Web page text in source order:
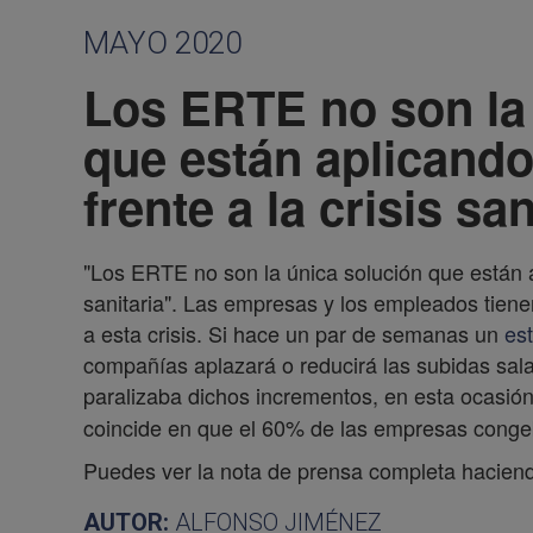
MAYO 2020
Los ERTE no son
que están
frente a la crisis
"Los ERTE no son la única solución que
sanitaria". Las empresas y los empleados
a esta crisis. Si hace un par de semanas un
compañías aplazará o reducirá las subidas
paralizaba dichos incrementos, en esta
coincide en que el 60% de las empresas
Puedes ver la nota de prensa completa
AUTOR: ALFONSO JIMÉNEZ